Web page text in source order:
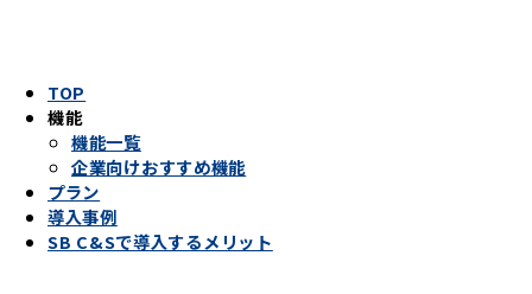
TOP
機能
機能一覧
企業向けおすすめ機能
プラン
導入事例
SB C&Sで導入するメリット